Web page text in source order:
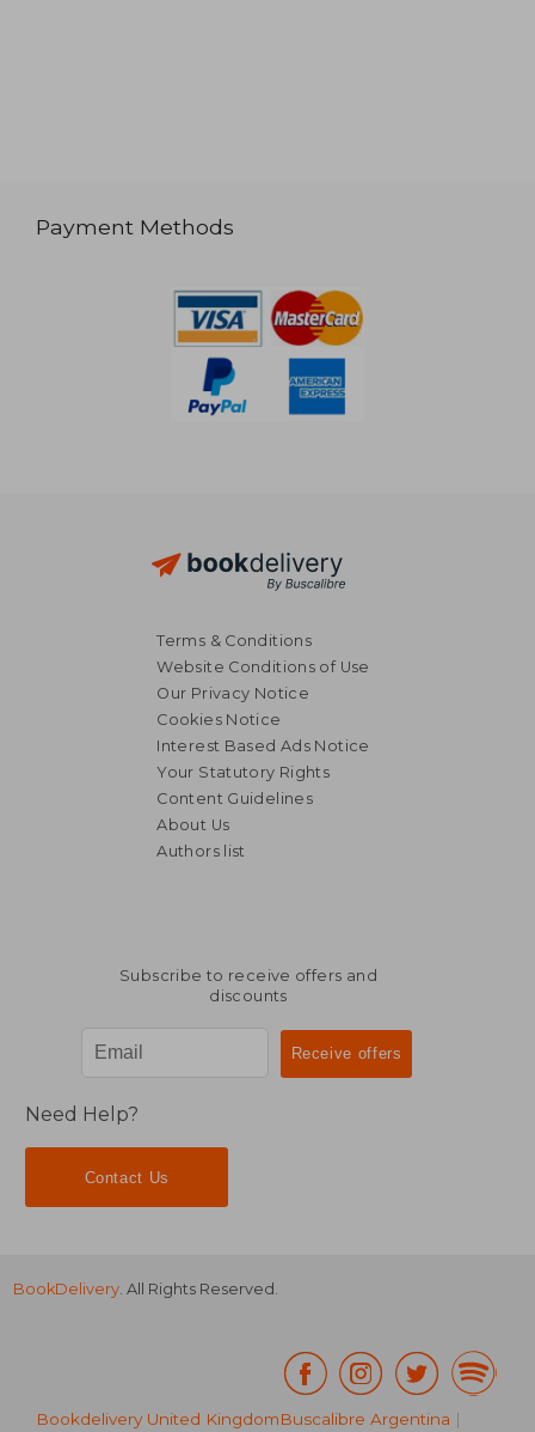
Payment Methods
Terms & Conditions
Website Conditions of Use
Our Privacy Notice
Cookies Notice
Interest Based Ads Notice
Your Statutory Rights
Content Guidelines
About Us
Authors list
Subscribe to receive offers and
discounts
Need Help?
Contact Us
BookDelivery. All Rights Reserved.
Bookdelivery United KingdomBuscalibre Argentina |